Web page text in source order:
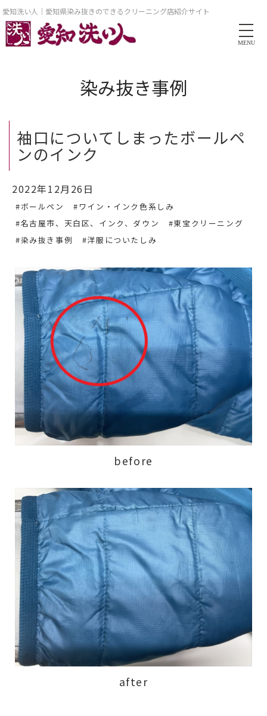
愛知洗い人｜愛知県染み抜きのできるクリーニング店紹介サイト
MENU
染み抜き事例
袖口についてしまったボールペ
ンのインク
2022年12月26日
#ボールペン
#ワイン・インク色系しみ
#名古屋市、天白区、インク、ダウン
#東宝クリーニング
#染み抜き事例
#洋服についたしみ
before
after